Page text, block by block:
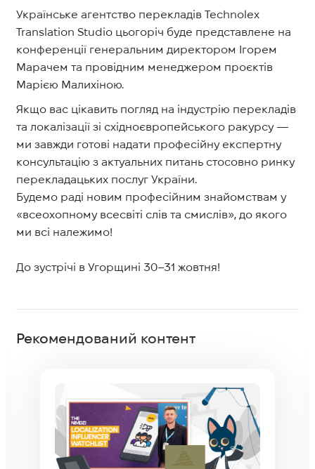
Українське агентство перекладів Technolex
Translation Studio цьогоріч буде представлене на
конференції генеральним директором Ігорем
Марачем та провідним менеджером проєктів
Марією Малихіною.
Якщо вас цікавить погляд на індустрію перекладів
та локалізації зі східноєвропейського ракурсу —
ми завжди готові надати професійну експертну
консультацію з актуальних питань стосовно ринку
перекладацьких послуг України.
Будемо раді новим професійним знайомствам у
«всеохопному всесвіті слів та смислів», до якого
ми всі належимо!
До зустрічі в Угорщині 30–31 жовтня!
Рекомендований контент